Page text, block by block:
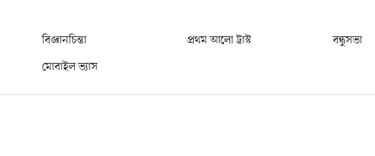
বিজ্ঞানচিন্তা প্রথম আলো ট্রাস্ট বন্ধুসভা
মোবাইল ভ্যাস